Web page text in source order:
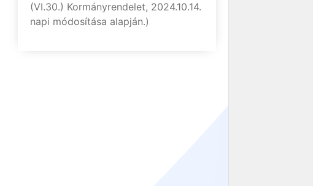
(VI.30.) Kormányrendelet, 2024.10.14.
napi módosítása alapján.)